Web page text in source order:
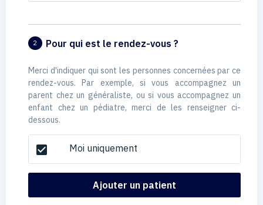
2 Pour qui est le rendez-vous ?
Merci d'indiquer qui sont les personnes concernées par ce
rendez-vous. Par exemple, si vous accompagnez un
parent chez un généraliste, ou si vous accompagnez un
enfant chez un pédiatre, merci de les renseigner ci-
dessous.
check_box Moi uniquement
Ajouter un patient